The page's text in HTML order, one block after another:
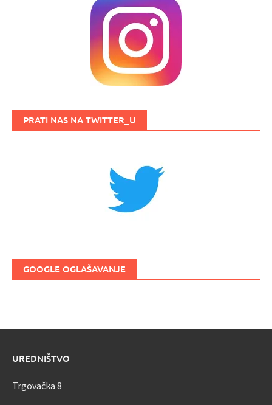
PRATI NAS NA TWITTER_U
GOOGLE OGLAŠAVANJE
UREDNIŠTVO
Trgovačka 8